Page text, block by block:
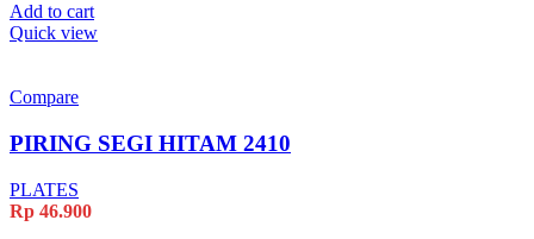
Add to cart
Quick view
Compare
PIRING SEGI HITAM 2410
PLATES
Rp 46.900